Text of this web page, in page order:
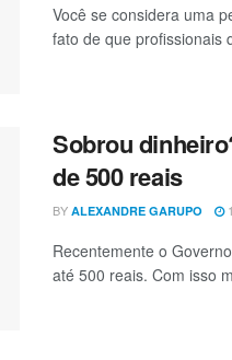
Você se considera uma
fato de que profissionais
Sobrou
de 500 reais
BY ALEXANDRE GARUPO
Recentemente o
até 500 reais. Com isso